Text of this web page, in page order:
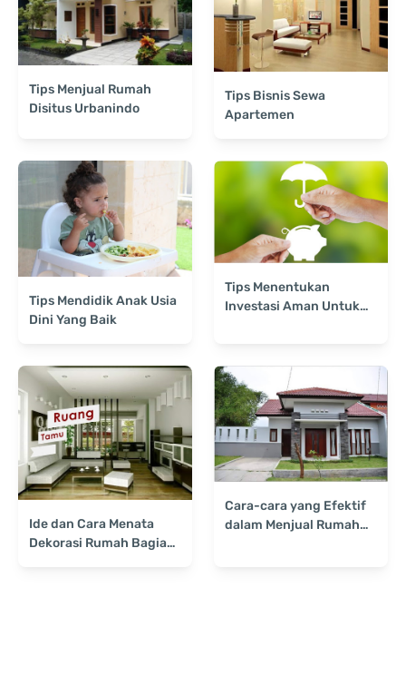
Tips Menjual Rumah
Disitus Urbanindo
Tips Bisnis Sewa
Apartemen
Tips Mendidik Anak Usia
Dini Yang Baik
Tips Menentukan
Investasi Aman Untuk
Ide dan Cara Menata
Dekorasi Rumah Bagian
Cara-cara yang Efektif
dalam Menjual Rumah